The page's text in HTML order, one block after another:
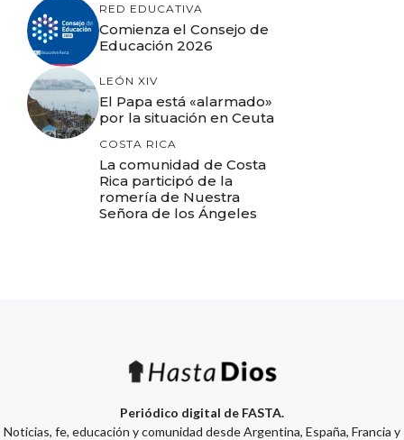
RED EDUCATIVA
Comienza el Consejo de
Educación 2026
LEÓN XIV
El Papa está «alarmado»
por la situación en Ceuta
COSTA RICA
La comunidad de Costa
Rica participó de la
romería de Nuestra
Señora de los Ángeles
Periódico digital de FASTA.
Noticias, fe, educación y comunidad desde Argentina, España, Francia y